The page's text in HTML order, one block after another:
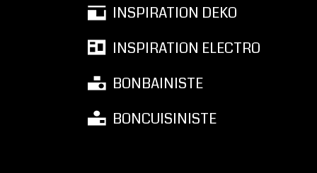
INSPIRATION DEKO
INSPIRATION ELECTRO
BONBAINISTE
BONCUISINISTE